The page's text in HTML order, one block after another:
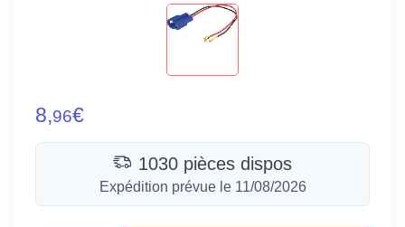
8,96€
1030 pièces dispos
Expédition prévue le 11/08/2026